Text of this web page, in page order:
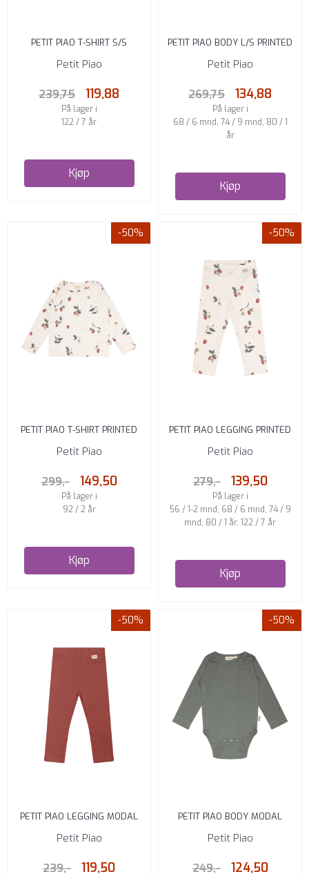
PETIT PIAO T-SHIRT S/S
PRINTED LADYBUG
Petit Piao
239,75 119,88
På lager i
122 / 7 år
Kjøp
PETIT PIAO BODY L/S PRINTED
GOOSEBERRY
Petit Piao
269,75 134,88
På lager i
68 / 6 mnd, 74 / 9 mnd, 80 / 1
år
Kjøp
-50%
PETIT PIAO T-SHIRT PRINTED
RASPBERRY
Petit Piao
299,- 149,50
På lager i
92 / 2 år
Kjøp
-50%
PETIT PIAO LEGGING PRINTED
RASPBERRY
Petit Piao
279,- 139,50
På lager i
56 / 1-2 mnd, 68 / 6 mnd, 74 / 9
mnd, 80 / 1 år, 122 / 7 år
Kjøp
-50%
PETIT PIAO LEGGING MODAL
BERRY DUST
Petit Piao
239,- 119,50
-50%
PETIT PIAO BODY MODAL
BALSAM GREEN
Petit Piao
249,- 124,50